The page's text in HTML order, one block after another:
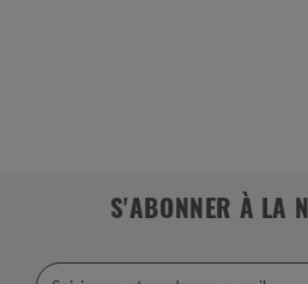
S'ABONNER À LA